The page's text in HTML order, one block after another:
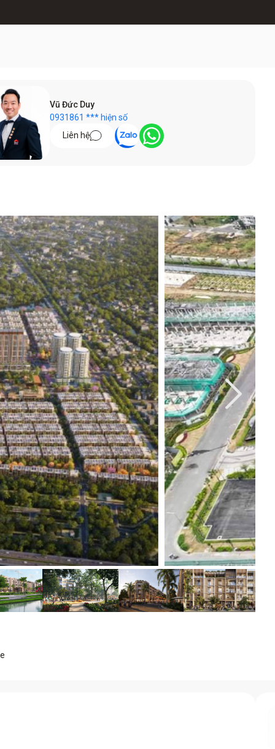
Vũ Đức Duy
0931861 *** hiện số
Liên hệ